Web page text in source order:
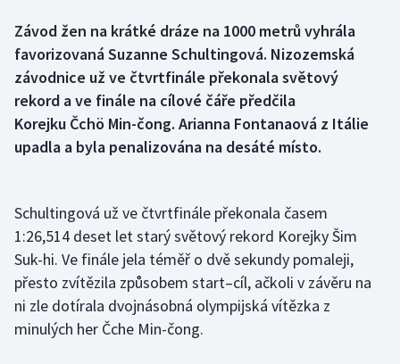
Box
Curling
Dostihy
Futsal
Golf
Gymnastika
Závod žen na krátké dráze na 1000 metrů vyhrála
favorizovaná Suzanne Schultingová. Nizozemská
závodnice už ve čtvrtfinále překonala světový
rekord a ve finále na cílové čáře předčila
Korejku Čchö Min-čong. Arianna Fontanaová z Itálie
upadla a byla penalizována na desáté místo.
Schultingová už ve čtvrtfinále překonala časem
1:26,514 deset let starý světový rekord Korejky Šim
Suk-hi. Ve finále jela téměř o dvě sekundy pomaleji,
přesto zvítězila způsobem start–⁠cíl, ačkoli v závěru na
ni zle dotírala dvojnásobná olympijská vítězka z
minulých her Čche Min-čong.